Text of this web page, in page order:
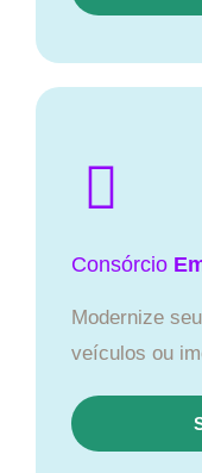
Consórcio
Modernize
veículos ou